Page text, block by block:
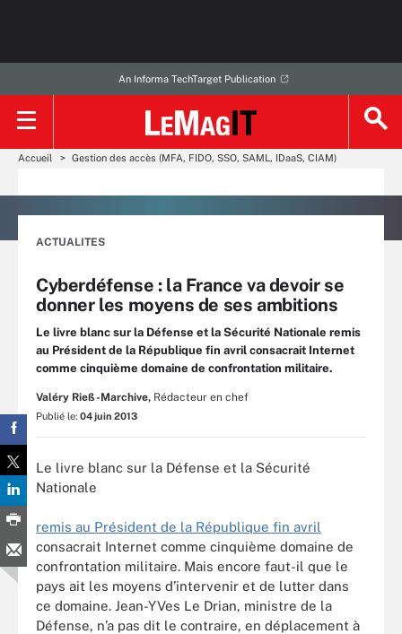
An Informa TechTarget Publication
Accueil Gestion des accès (MFA, FIDO, SSO, SAML, IDaaS, CIAM)
ACTUALITES
Cyberdéfense : la France va devoir se
donner les moyens de ses ambitions
Le livre blanc sur la Défense et la Sécurité Nationale remis
au Président de la République fin avril consacrait Internet
comme cinquième domaine de confrontation militaire.
Valéry Rieß-Marchive, Rédacteur en chef
Publié le: 04 juin 2013
Le livre blanc sur la Défense et la Sécurité
Nationale
remis au Président de la République fin avril
consacrait Internet comme cinquième domaine de
confrontation militaire. Mais encore faut-il que le
pays ait les moyens d’intervenir et de lutter dans
ce domaine. Jean-YVes Le Drian, ministre de la
Défense, n’a pas dit le contraire, en déplacement à